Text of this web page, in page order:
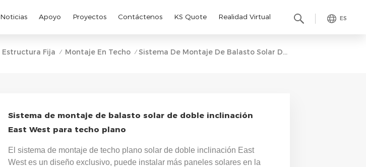
ES
Noticias Apoyo Proyectos Contáctenos KS Quote Realidad Virtual
Estructura Fija / Montaje En Techo / Sistema De Montaje De Balasto Solar De Doble Inclinación East West Para Techo Plano
Sistema de montaje de balasto solar de doble inclinación
East West para techo plano
El sistema de montaje de techo plano solar de doble inclinación East
West es un diseño exclusivo, puede instalar más paneles solares en la